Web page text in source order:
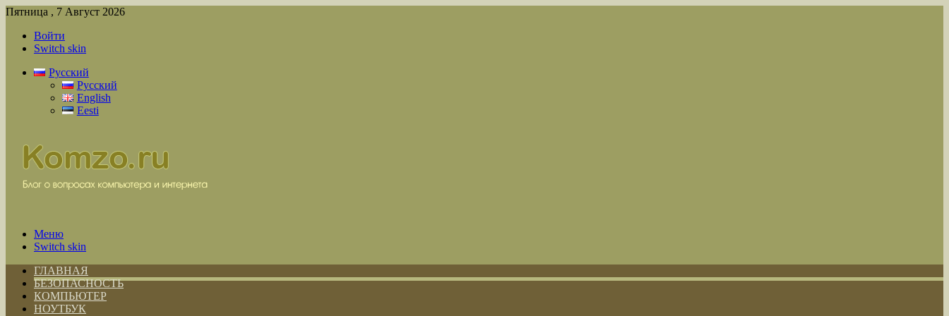
Пятница , 7 Август 2026
Войти
Switch skin
Русский
Русский
English
Eesti
Меню
Switch skin
ГЛАВНАЯ
БЕЗОПАСНОСТЬ
КОМПЬЮТЕР
НОУТБУК